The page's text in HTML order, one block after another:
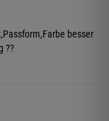
besser
??